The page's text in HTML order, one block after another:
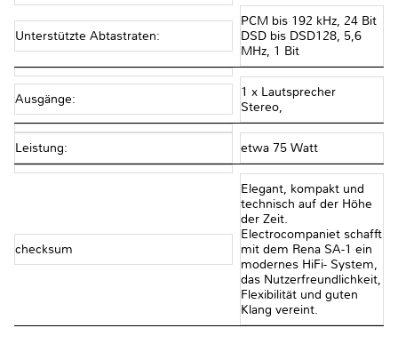
Unterstützte Abtastraten:
PCM bis 192 kHz, 24 Bit
DSD bis DSD128, 5,6
MHz, 1 Bit
Ausgänge:
1 x Lautsprecher
Stereo,
Leistung: etwa 75 Watt
checksum
Elegant, kompakt und
technisch auf der Höhe
der Zeit.
Electrocompaniet schafft
mit dem Rena SA-1 ein
modernes HiFi- System,
das Nutzerfreundlichkeit,
Flexibilität und guten
Klang vereint.